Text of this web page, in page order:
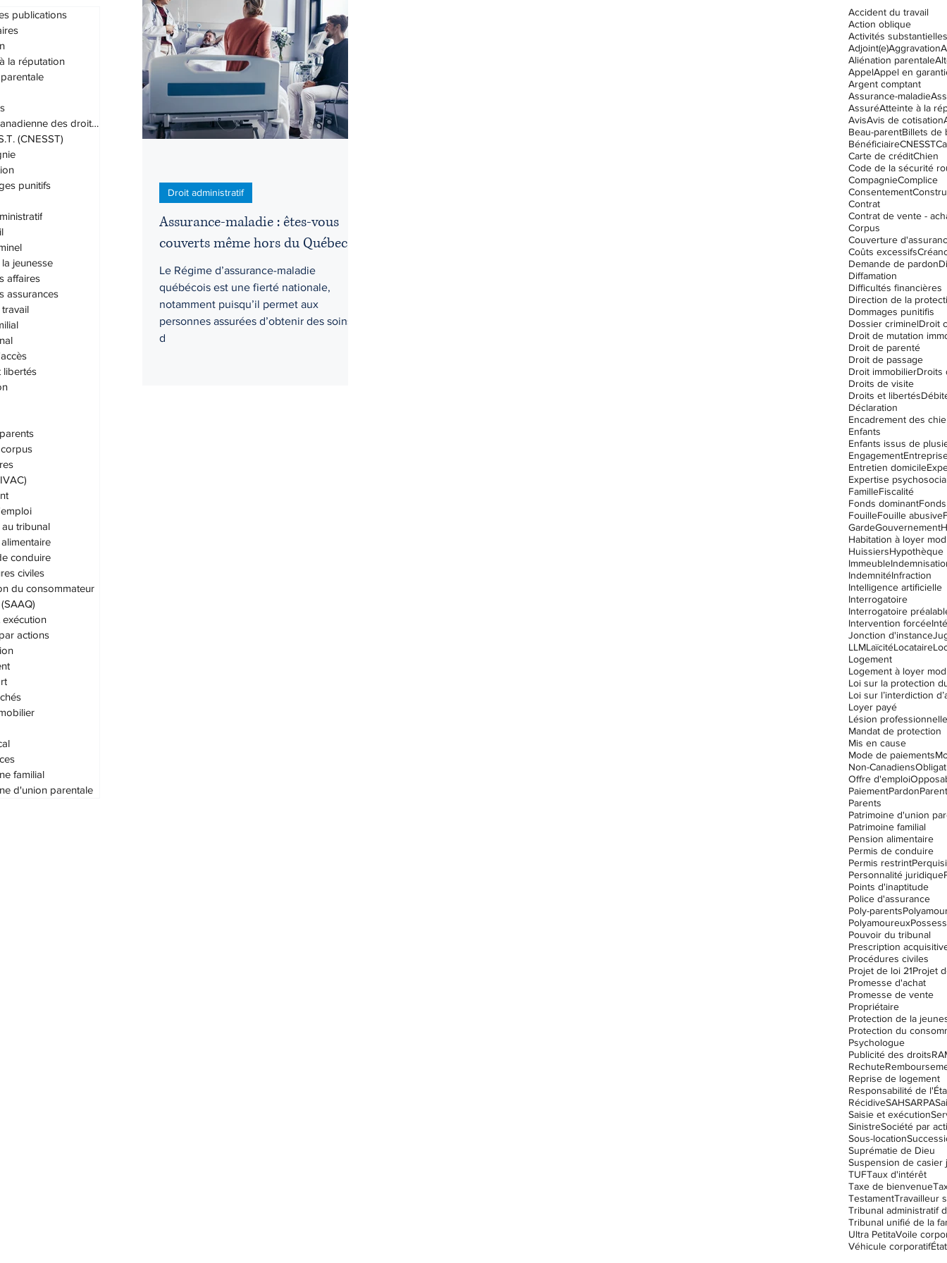
publications
la réputation
Charte canadienne des droits et lib
(CNESST)
punitifs
jeunesse
affaires
assurances
libertés
tribunal
conduire
civiles
du consommateur
exécution
actions
familial
d'union parentale
Droit administratif Droit civil
Droit du travail Droit familial Droit pénal
Assurance-maladie : êtes-vous
couverts même hors du Québec?
Le Régime d’assurance-maladie
québécois est une fierté nationale,
notamment puisqu’il permet aux
personnes assurées d’obtenir des soins et
d
Droit administratif
Accident du travail
Action oblique
Activités substantielles
Adjoint(e)Aggravation
Aliénation parentale
AppelAppel en
Argent comptant
Assurance-maladie
AssuréAtteinte à la
AvisAvis de cotisation
Beau-parentBillets de
BénéficiaireCNESST
Carte de créditChien
Code de la sécurité
CompagnieComplice
Consentement
Contrat
Contrat de vente -
Corpus
Couverture
Coûts excessifs
Demande de pardon
Diffamation
Difficultés financières
Dommages punitifis
Dossier criminelDroit
Droit de mutation
Droit de parenté
Droit de passage
Droit immobilierDroits
Droits de visite
Droits et libertés
Déclaration
Encadrement des
Enfants
Engagement
Entretien domicile
Expertise
FamilleFiscalité
Fonds dominant
FouilleFouille abusive
GardeGouvernement
Habitation à loyer
HuissiersHypothèque
Immeuble
IndemnitéInfraction
Intelligence artificielle
Interrogatoire
Interrogatoire
Intervention forcée
Jonction d'instance
LLMLaïcitéLocataire
Logement
Logement à loyer
Loyer payé
Lésion professionnelle
Mandat de protection
Mis en cause
Mode de paiements
Non-Canadiens
Offre d'emploi
PaiementPardon
Parents
Patrimoine d'union
Patrimoine familial
Pension alimentaire
Permis de conduire
Permis restrint
Personnalité juridique
Points d'inaptitude
Police d'assurance
Poly-parents
Polyamoureux
Pouvoir du tribunal
Prescription
Procédures civiles
Projet de loi 21Projet
Promesse d'achat
Promesse de vente
Propriétaire
Protection de la
Protection du
Psychologue
Publicité des droits
Rechute
Reprise de logement
Responsabilité de
RécidiveSAHSARPA
Saisie et exécution
SinistreSociété par
Sous-location
Suprématie de Dieu
TUFTaux d'intérêt
Taxe de bienvenue
TestamentTravailleur
Tribunal unifié de la
Ultra PetitaVoile
Véhicule corporatifÉtat